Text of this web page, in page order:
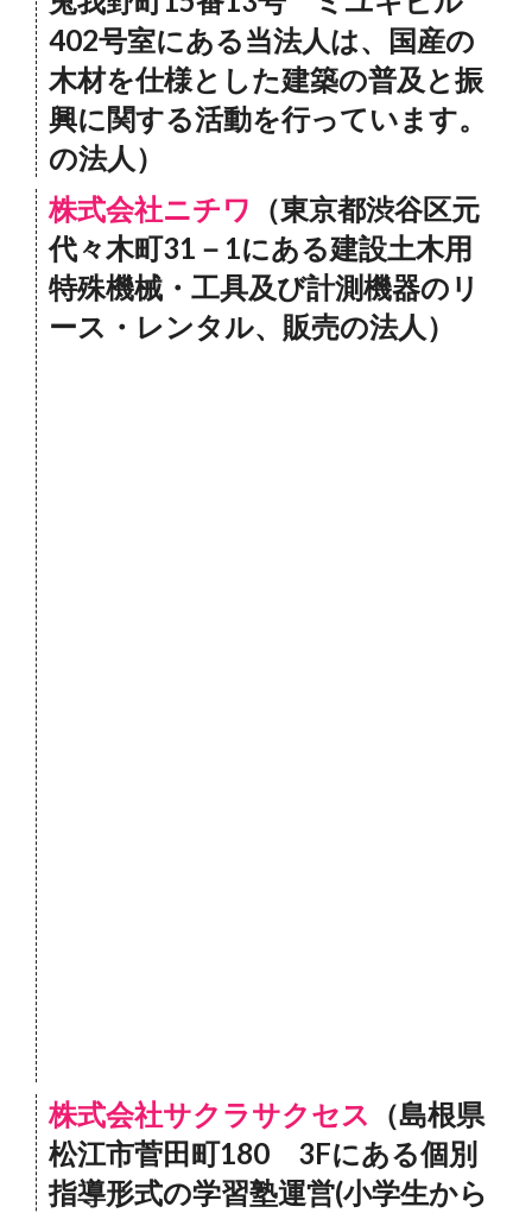
402号室にある当法人は、国産の
木材を仕様とした建築の普及と振
興に関する活動を行っています。
の法人）
株式会社ニチワ
（東京都渋谷区元
代々木町31－1にある建設土木用
特殊機械・工具及び計測機器のリ
ース・レンタル、販売の法人）
株式会社サクラサクセス
（島根県
松江市菅田町180 3Fにある個別
指導形式の学習塾運営(小学生から